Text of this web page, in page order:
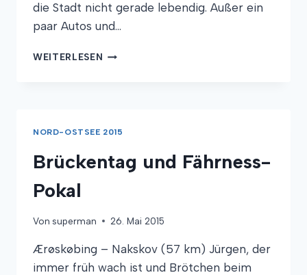
die Stadt nicht gerade lebendig. Außer ein
paar Autos und…
WEITERLESEN PARK,
NORD-OSTSEE 2015
Brückentag und Fährness-
Pokal
Von superman 26. Mai 2015
Ærøskøbing – Nakskov (57 km) Jürgen, der
immer früh wach ist und Brötchen beim